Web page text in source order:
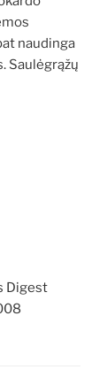
naudinga
Saulėgrąžų
Digest